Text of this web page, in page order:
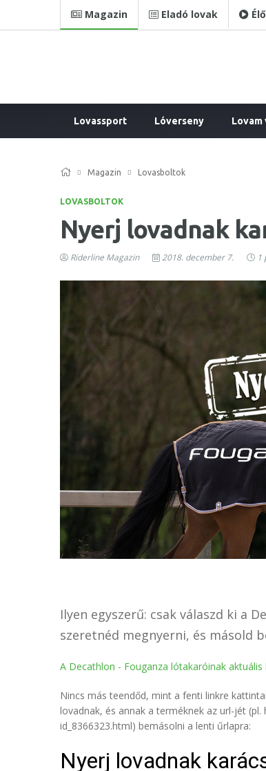
Magazin Eladó lovak
Lovassport Lóverseny Lovam
Magazin Lovasboltok
LOVASBOLTOK
Nyerj lovadnak
Riderline Magazin 2018. december 7. 1
Ilyen egyszerű: csak válaszd ki a
szeretnéd megnyerni, és másold
A Decathlon - Fouganza lótakaróinak
Nincs más teendőd, mint a fenti linkre
lovadnak, és annak a terméknek az url-jét
id_8366323.html) bemásolni a lenti űrlapra: